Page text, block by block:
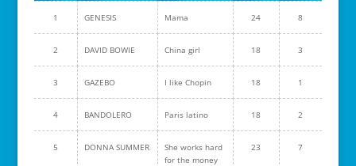
1 GENESIS Mama 24 8
2 DAVID BOWIE China girl 18 3
3 GAZEBO I like Chopin 18 1
4 BANDOLERO Paris latino 18 2
5 DONNA SUMMER
She works hard
for the money
23 7